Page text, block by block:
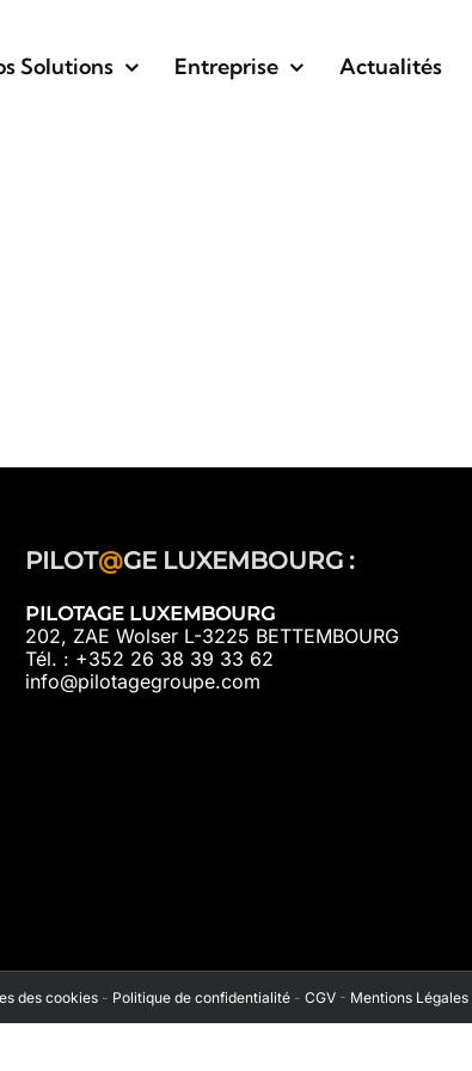
Solutions Entreprise Actualités
PILOT@GE LUXEMBOURG :
PILOTAGE LUXEMBOURG
202, ZAE Wolser L-3225 BETTEMBOURG
Tél. : +352 26 38 39 33 62
info@pilotagegroupe.com
des cookies - Politique de confidentialité - CGV - Mentions Légales